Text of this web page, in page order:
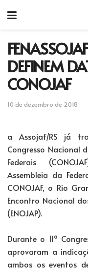
DEFINEM
CONOJAF
10 de dezembro de 2018
a Assojaf/RS já
Congresso Nacional
Federais
Assembleia da
CONOJAF, o Rio
Encontro Nacional
(ENOJAP).
Durante o 11º
aprovaram a
ambos os eventos